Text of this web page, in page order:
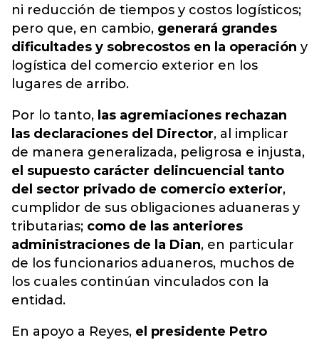
ni reducción de tiempos y costos logísticos;
pero que, en cambio, generará grandes
dificultades y sobrecostos en la operación y
logística del comercio exterior en los
lugares de arribo.
Por lo tanto, las agremiaciones rechazan
las declaraciones del Director, al implicar
de manera generalizada, peligrosa e injusta,
el supuesto carácter delincuencial tanto
del sector privado de comercio exterior,
cumplidor de sus obligaciones aduaneras y
tributarias; como de las anteriores
administraciones de la Dian, en particular
de los funcionarios aduaneros, muchos de
los cuales continúan vinculados con la
entidad.
En apoyo a Reyes, el presidente Petro